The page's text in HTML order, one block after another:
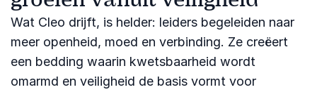
Wat Cleo drijft, is helder: leiders begeleiden naar
meer openheid, moed en verbinding. Ze creëert
een bedding waarin kwetsbaarheid wordt
omarmd en veiligheid de basis vormt voor